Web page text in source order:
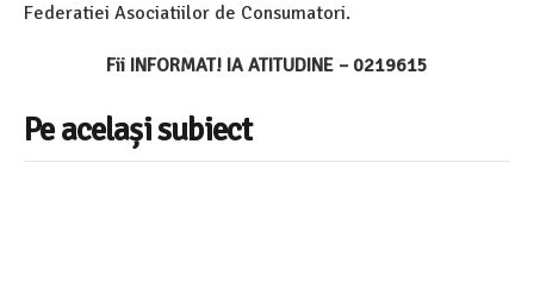
Federatiei Asociatiilor de Consumatori.
Fii INFORMAT! IA ATITUDINE – 0219615
Pe același subiect